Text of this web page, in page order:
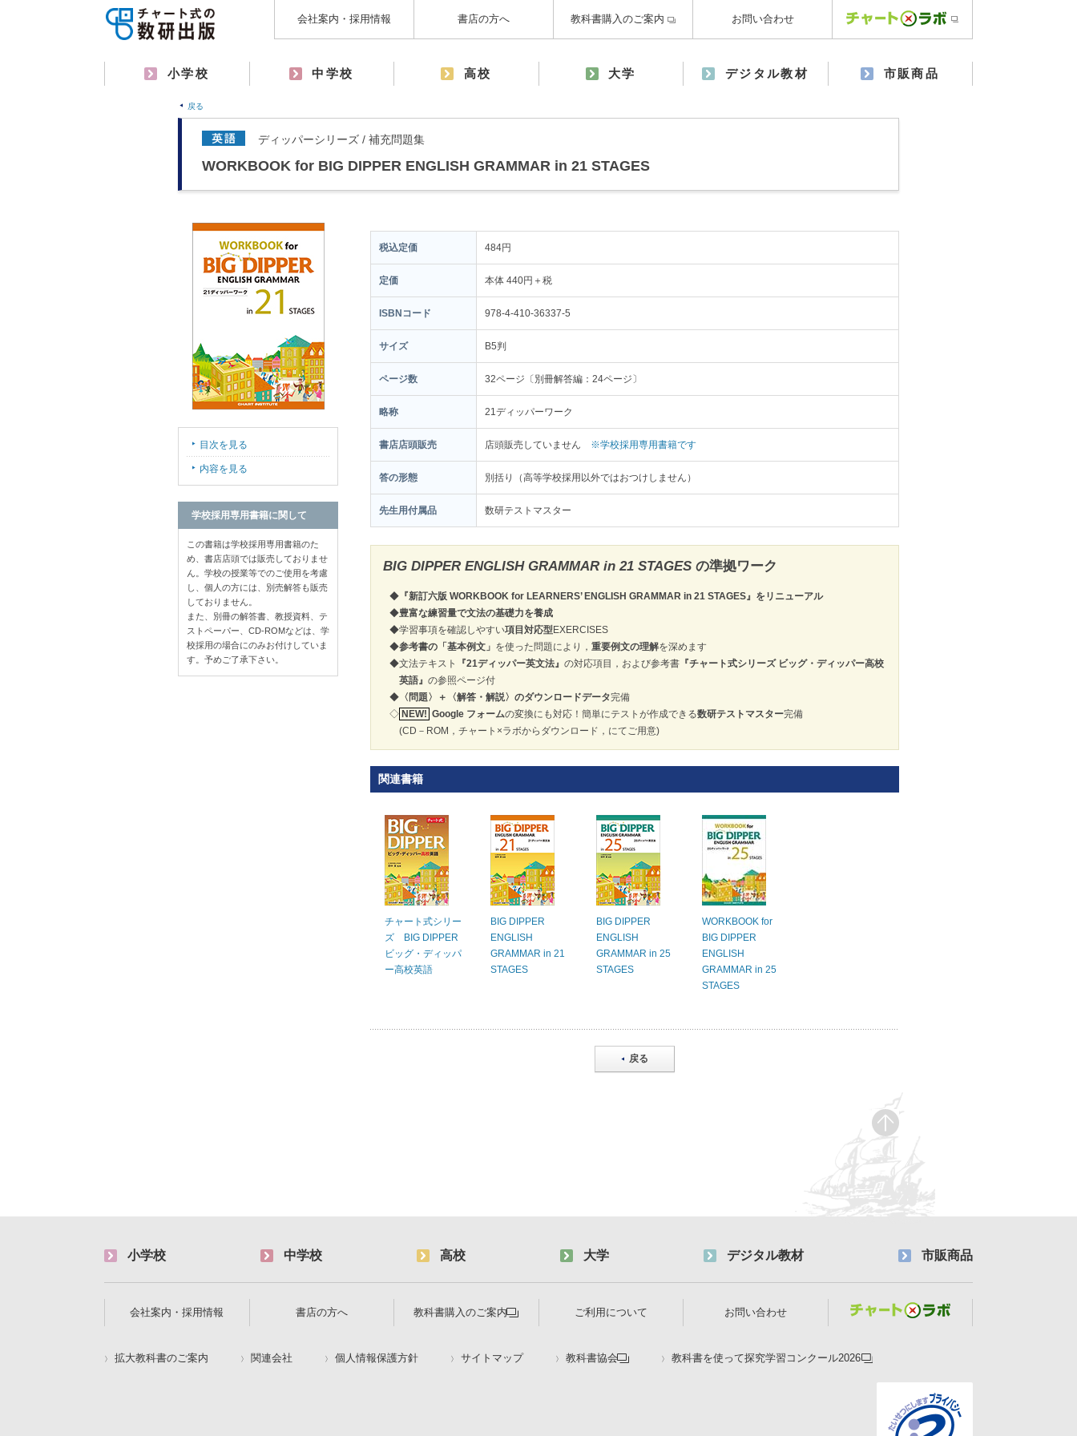
会社案内・採用情報 書店の方へ 教科書購入のご案内 お問い合わせ
小学校 中学校 高校 大学 デジタル教材 市販商品
戻る
ディッパーシリーズ / 補充問題集
WORKBOOK for BIG DIPPER ENGLISH GRAMMAR in 21 STAGES
税込定価 484円
定価 本体 440円＋税
ISBNコード 978-4-410-36337-5
サイズ B5判
ページ数 32ページ〔別冊解答編：24ページ〕
略称 21ディッパーワーク
書店店頭販売 店頭販売していません ※学校採用専用書籍です
答の形態 別括り（高等学校採用以外ではおつけしません）
先生用付属品 数研テストマスター
BIG DIPPER ENGLISH GRAMMAR in 21 STAGES の準拠ワーク
◆ 『新訂六版 WORKBOOK for LEARNERS’ ENGLISH GRAMMAR in 21 STAGES』をリニューアル
◆豊富な練習量で文法の基礎力を養成
◆学習事項を確認しやすい項目対応型EXERCISES
◆参考書の「基本例文」 を使った問題により，重要例文の理解を深めます
◆文法テキスト
『21ディッパー英文法』の対応項目，および参考書 『チャート式シリーズ ビッグ・ディッパー高校
英語』 の参照ページ付
◆ 〈問題〉＋〈解答・解説〉のダウンロードデータ完備
◇ NEW! Google フォームの変換にも対応！簡単にテストが作成できる数研テストマスター完備
(CD－ROM，チャート×ラボからダウンロード，にてご用意)
関連書籍
チャート式シリー
ズ BIG DIPPER
ビッグ・ディッパ
ー高校英語
BIG DIPPER
ENGLISH
GRAMMAR in 21
STAGES
BIG DIPPER
ENGLISH
GRAMMAR in 25
STAGES
WORKBOOK for
BIG DIPPER
ENGLISH
GRAMMAR in 25
STAGES
戻る
目次を見る
内容を見る
学校採用専用書籍に関して
この書籍は学校採用専用書籍のた
め、書店店頭では販売しておりませ
ん。学校の授業等でのご使用を考慮
し、個人の方には、別売解答も販売
しておりません。
また、別冊の解答書、教授資料、テ
ストペーパー、CD-ROMなどは、学
校採用の場合にのみお付けしていま
す。予めご了承下さい。
小学校 中学校 高校 大学 デジタル教材 市販商品
会社案内・採用情報 書店の方へ 教科書購入のご案内 ご利用について お問い合わせ
拡大教科書のご案内 関連会社 個人情報保護方針 サイトマップ 教科書協会 教科書を使って探究学習コンクール2026